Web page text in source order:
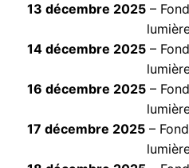
13 décembre 2025–
14 décembre 2025–
16 décembre 2025–
17 décembre 2025 –